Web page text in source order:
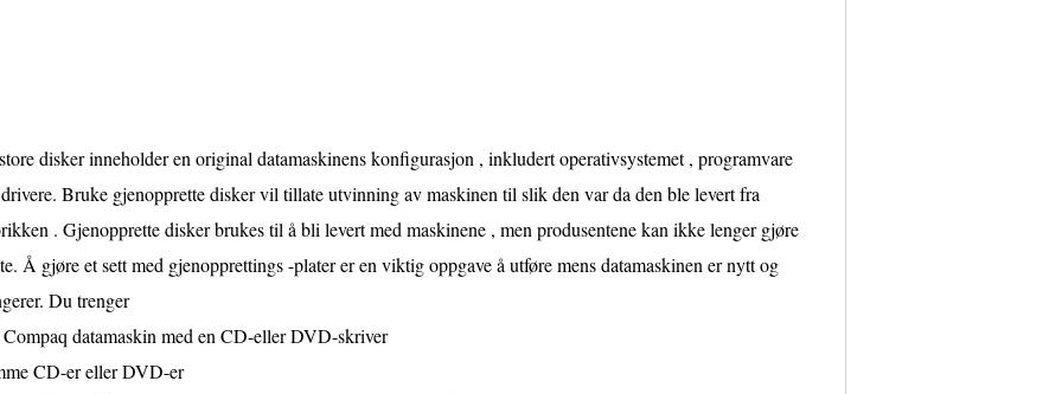
disker inneholder en original datamaskinens konfigurasjon , inkludert operativsystemet , programvare
Bruke gjenopprette disker vil tillate utvinning av maskinen til slik den var da den ble levert fra
. Gjenopprette disker brukes til å bli levert med maskinene , men produsentene kan ikke lenger gjøre
Å gjøre et sett med gjenopprettings -plater er en viktig oppgave å utføre mens datamaskinen er nytt og
Du trenger
datamaskin med en CD-eller DVD-skriver
CD-er eller DVD-er